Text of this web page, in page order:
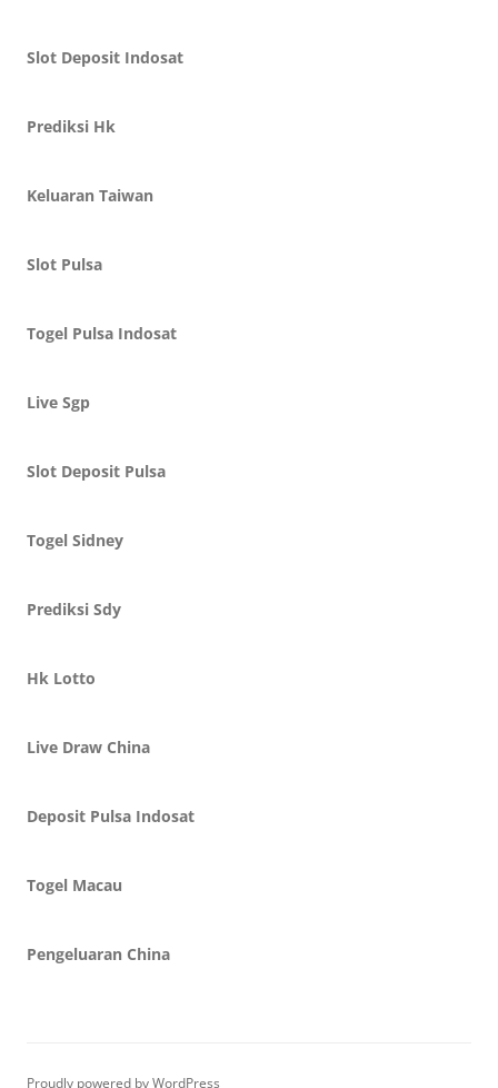
Slot Deposit Indosat
Prediksi Hk
Keluaran Taiwan
Slot Pulsa
Togel Pulsa Indosat
Live Sgp
Slot Deposit Pulsa
Togel Sidney
Prediksi Sdy
Hk Lotto
Live Draw China
Deposit Pulsa Indosat
Togel Macau
Pengeluaran China
Proudly powered by WordPress